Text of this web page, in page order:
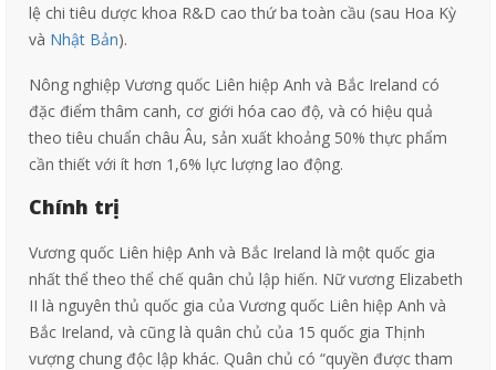
lệ chi tiêu dược khoa R&D cao thứ ba toàn cầu (sau Hoa Kỳ
và Nhật Bản).
Nông nghiệp Vương quốc Liên hiệp Anh và Bắc Ireland có
đặc điểm thâm canh, cơ giới hóa cao độ, và có hiệu quả
theo tiêu chuẩn châu Âu, sản xuất khoảng 50% thực phẩm
cần thiết với ít hơn 1,6% lực lượng lao động.
Chính trị
Vương quốc Liên hiệp Anh và Bắc Ireland là một quốc gia
nhất thể theo thể chế quân chủ lập hiến. Nữ vương Elizabeth
II là nguyên thủ quốc gia của Vương quốc Liên hiệp Anh và
Bắc Ireland, và cũng là quân chủ của 15 quốc gia Thịnh
vượng chung độc lập khác. Quân chủ có “quyền được tham